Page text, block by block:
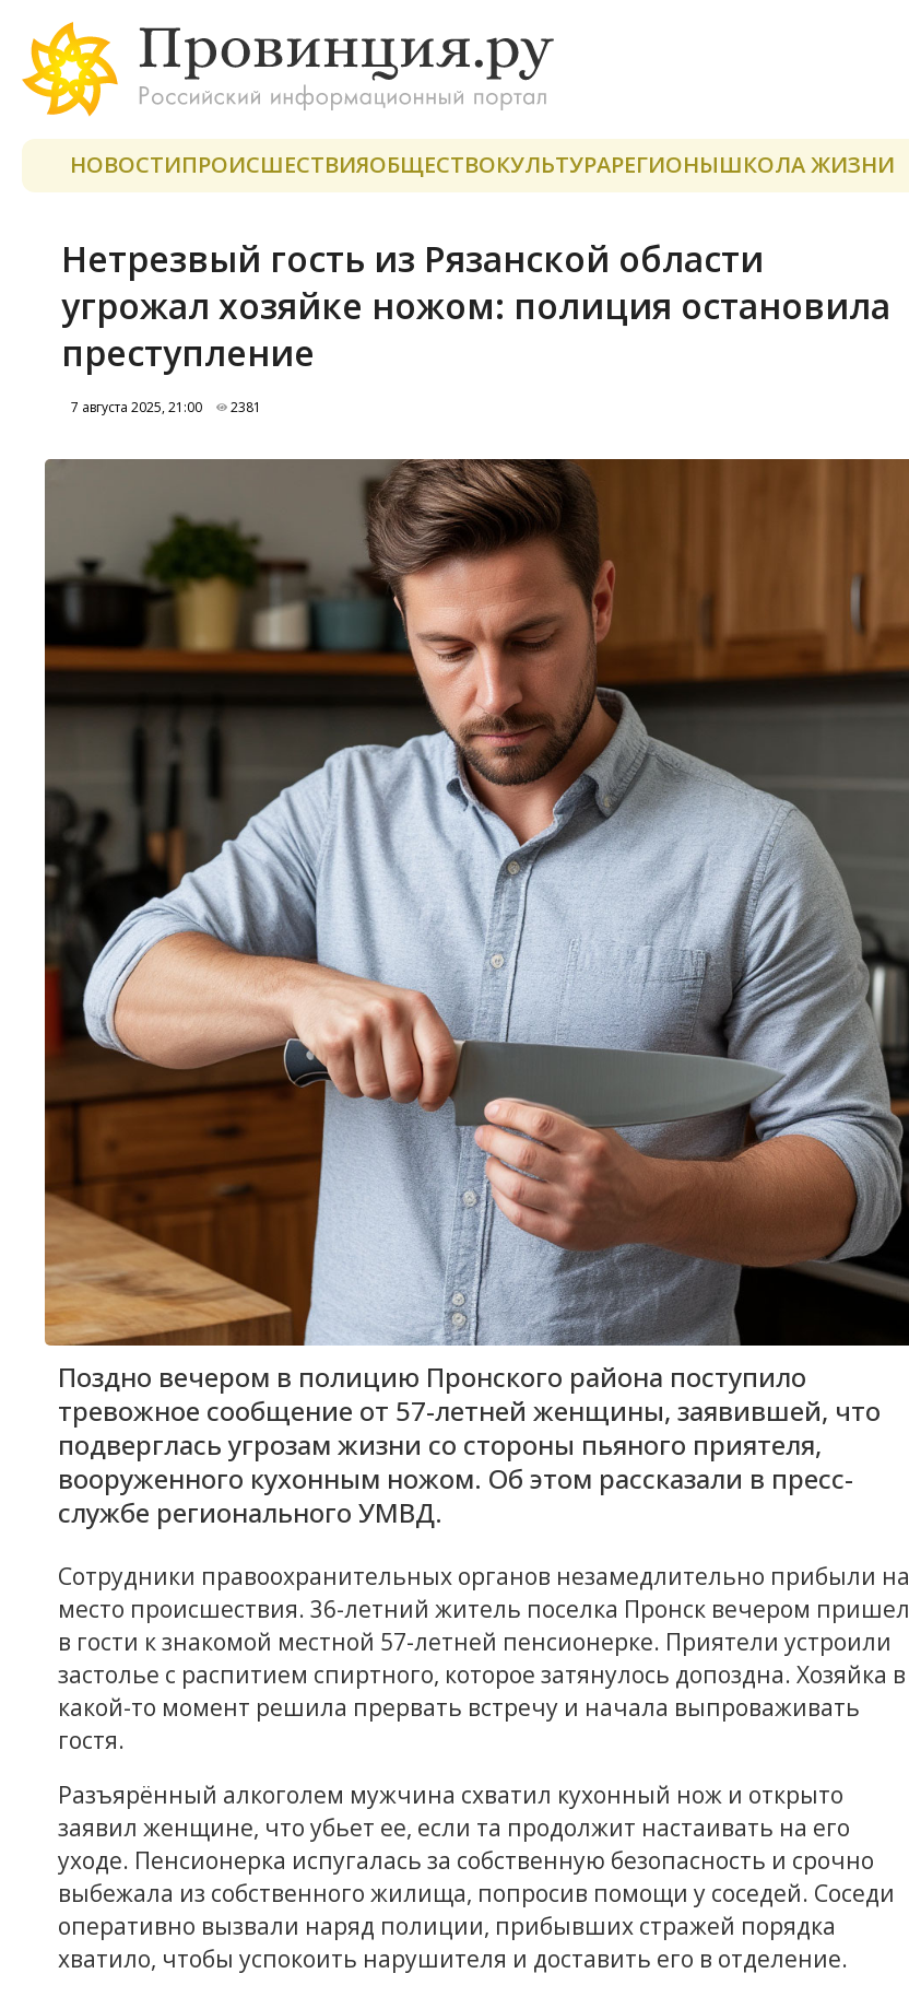
НОВОСТИПРОИСШЕСТВИЯОБЩЕСТВОКУЛЬТУРАРЕГИОНЫШКОЛА ЖИЗНИ
Нетрезвый гость из Рязанской области
угрожал хозяйке ножом: полиция остановила
преступление
7 августа 2025, 21:00 2381
Поздно вечером в полицию Пронского района поступило
тревожное сообщение от 57-летней женщины, заявившей, что
подверглась угрозам жизни со стороны пьяного приятеля,
вооруженного кухонным ножом. Об этом рассказали в пресс-
службе регионального УМВД.
Сотрудники правоохранительных органов незамедлительно прибыли на
место происшествия. 36-летний житель поселка Пронск вечером пришел
в гости к знакомой местной 57-летней пенсионерке. Приятели устроили
застолье с распитием спиртного, которое затянулось допоздна. Хозяйка в
какой-то момент решила прервать встречу и начала выпроваживать
гостя.
Разъярённый алкоголем мужчина схватил кухонный нож и открыто
заявил женщине, что убьет ее, если та продолжит настаивать на его
уходе. Пенсионерка испугалась за собственную безопасность и срочно
выбежала из собственного жилища, попросив помощи у соседей. Соседи
оперативно вызвали наряд полиции, прибывших стражей порядка
хватило, чтобы успокоить нарушителя и доставить его в отделение.